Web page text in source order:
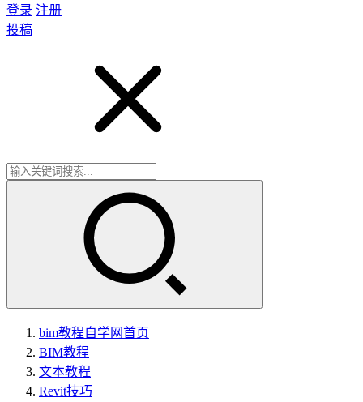
登录 注册
投稿
bim教程自学网首页
BIM教程
文本教程
Revit技巧